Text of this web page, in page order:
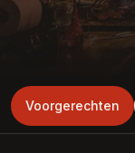
Voorgerechten